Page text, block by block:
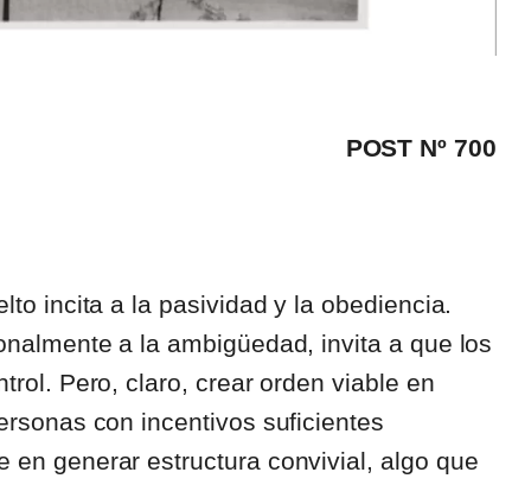
POST Nº 700
incita a la pasividad y la obediencia.
a la ambigüedad, invita a que los
Pero, claro, crear orden viable en
con incentivos suficientes
generar estructura convivial, algo que